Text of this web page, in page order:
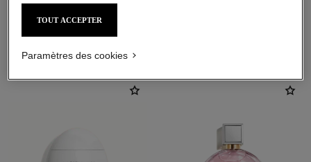
L'ACCORD PARFAIT
TOUT ACCEPTER
Paramètres des cookies